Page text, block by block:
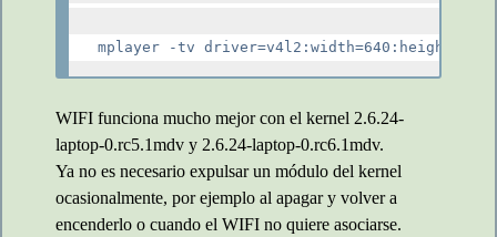
WIFI funciona mucho mejor con el kernel 2.6.24-
laptop-0.rc5.1mdv y 2.6.24-laptop-0.rc6.1mdv.
Ya no es necesario expulsar un módulo del kernel
ocasionalmente, por ejemplo al apagar y volver a
encenderlo o cuando el WIFI no quiere asociarse.